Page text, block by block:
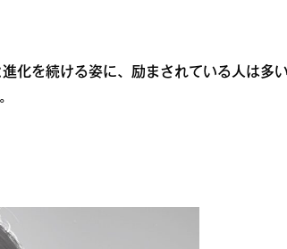
化を続ける姿に、励まされている人は多